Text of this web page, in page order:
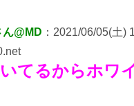
@MD ：2021/06/05(土)
てるからホワ